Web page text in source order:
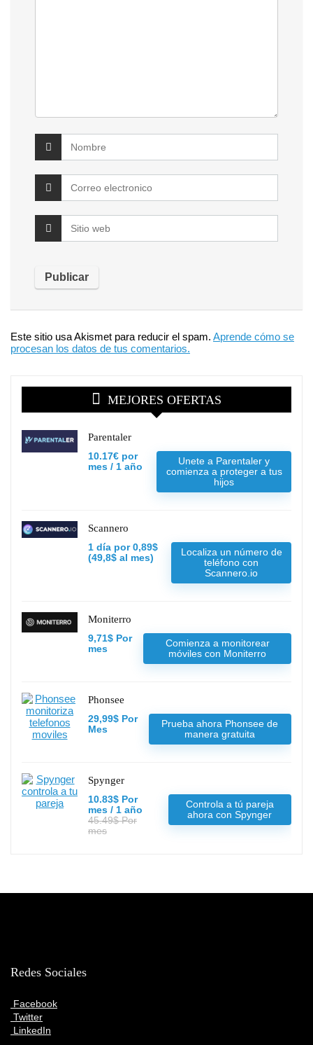
Este sitio usa Akismet para reducir el spam. Aprende cómo se
procesan los datos de tus comentarios.
MEJORES OFERTAS
Parentaler
10.17€ por
mes / 1 año
Unete a Parentaler y
comienza a proteger a tus
hijos
Scannero
1 día por 0,89$
(49,8$ al mes)
Localiza un número de
teléfono con
Scannero.io
Moniterro
9,71$ Por
mes
Comienza a monitorear
móviles con Moniterro
Phonsee
29,99$ Por
Mes
Prueba ahora Phonsee de
manera gratuita
Spynger
10.83$ Por
mes / 1 año
45.49$ Por
mes
Controla a tú pareja
ahora con Spynger
Redes Sociales
Facebook
Twitter
LinkedIn